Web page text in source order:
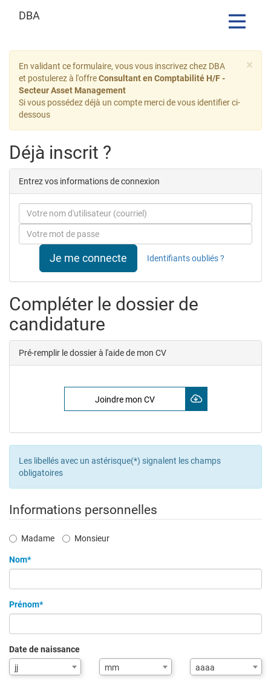
Toggle
DBA
Formulaire
de
candidature
×
En validant ce formulaire, vous vous inscrivez chez DBA
et postulerez à l'offreConsultant en Comptabilité H/F -
Secteur Asset Management
Si vous possédez déjà un compte merci de vous identifier ci-
dessous
Déjà inscrit ?
Entrez vos informations de connexion
Courriel
Mot
de
Je me connecte Identifiants oubliés ?
Compléter le dossier de
candidature
Pré-remplir le dossier à l'aide de mon CV
Joindre mon CV
Les libellés avec un astérisque(*) signalent les champs
obligatoires
Informations personnelles
CivilitéMadame Monsieur
Nom*
Prénom*
Date de naissance
jj
Mois
de
mm
Année
de
aaaa